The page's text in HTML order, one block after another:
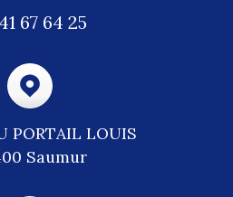
67 64 25
PORTAIL LOUIS
Saumur